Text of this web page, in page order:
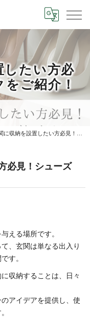
したい方必
ご紹介！
を設置したい方必見！シューズクロークをご紹介！
必見！シューズ
える場所です。
、玄関は単なる出入り
す。
収納することは、日々
アイデアを提供し、使